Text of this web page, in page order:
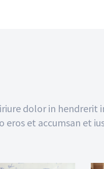
dolor in
eros et accumsan et